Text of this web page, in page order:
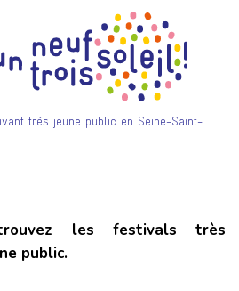
très jeune public en Seine-Saint-
les festivals très
public.